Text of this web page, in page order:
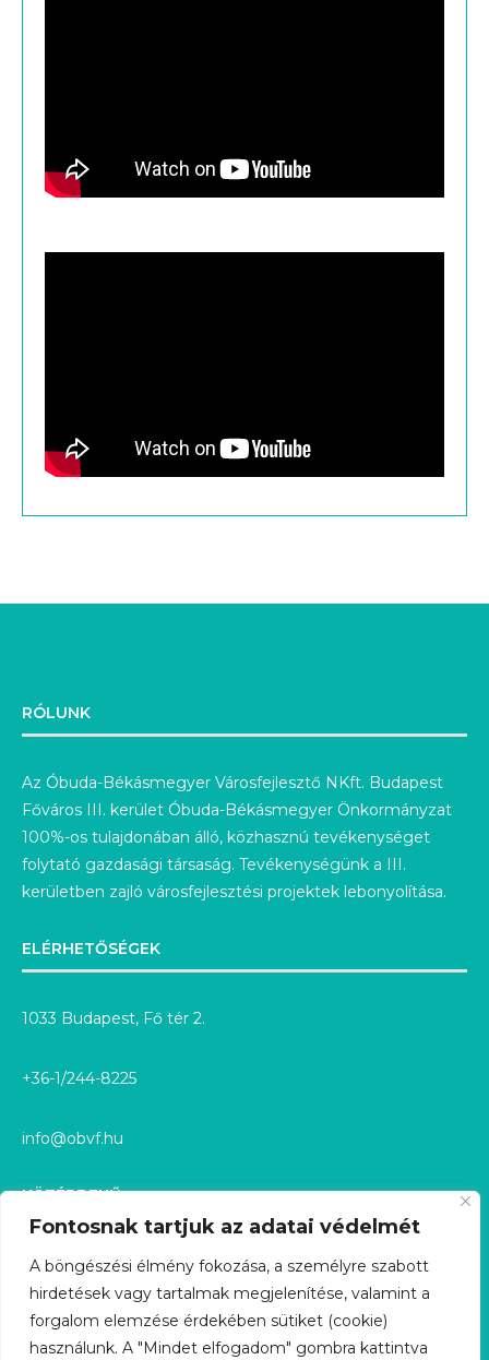
Fontosnak tartjuk az adatai védelmét
A böngészési élmény fokozása, a személyre szabott
hirdetések vagy tartalmak megjelenítése, valamint a
forgalom elemzése érdekében sütiket (cookie)
használunk. A "Mindet elfogadom" gombra kattintva
RÓLUNK
Az Óbuda-Békásmegyer Városfejlesztő NKft. Budapest
Főváros III. kerület Óbuda-Békásmegyer Önkormányzat
100%-os tulajdonában álló, közhasznú tevékenységet
folytató gazdasági társaság. Tevékenységünk a III.
kerületben zajló városfejlesztési projektek lebonyolítása.
ELÉRHETŐSÉGEK
1033 Budapest, Fő tér 2.
+36-1/244-8225
info@obvf.hu
KÖZÉRDEKŰ
KÖZÉRDEKŰ ADATOK
KÖZÉRDEKŰ ADATIGÉNYLÉS
GDPR